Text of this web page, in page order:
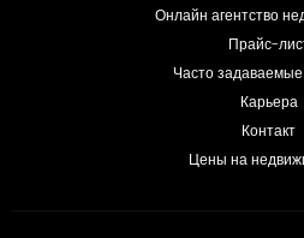
Онлайн агентство
Прайс-
Часто
Карьера
Контакт
Цены на